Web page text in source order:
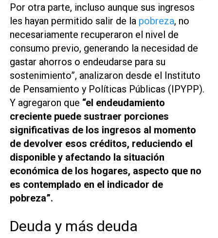
Por otra parte, incluso aunque sus ingresos
les hayan permitido salir de la pobreza, no
necesariamente recuperaron el nivel de
consumo previo, generando la necesidad de
gastar ahorros o endeudarse para su
sostenimiento”, analizaron desde el Instituto
de Pensamiento y Políticas Públicas (IPYPP).
Y agregaron que “el endeudamiento
creciente puede sustraer porciones
significativas de los ingresos al momento
de devolver esos créditos, reduciendo el
disponible y afectando la situación
económica de los hogares, aspecto que no
es contemplado en el indicador de
pobreza”.
Deuda y más deuda